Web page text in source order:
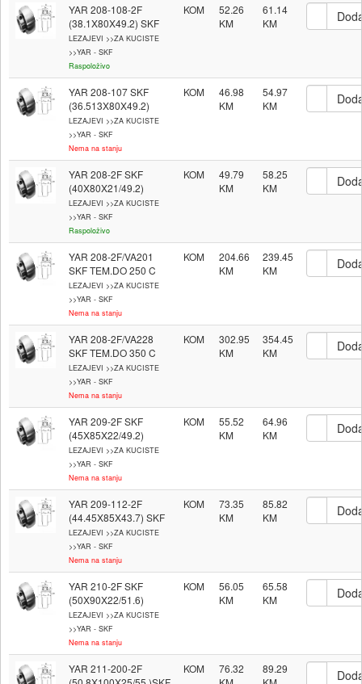
YAR 208-108-2F
(38.1X80X49.2) SKF
LEZAJEVI >>ZA KUCISTE
>>YAR - SKF
Raspoloživo
KOM 52.26 61.14
YAR 208-107 SKF
(36.513X80X49.2)
LEZAJEVI >>ZA KUCISTE
>>YAR - SKF
Nema na stanju
KOM 46.98 54.97
YAR 208-2F SKF
(40X80X21/49.2)
LEZAJEVI >>ZA KUCISTE
>>YAR - SKF
Raspoloživo
KOM 49.79 58.25
YAR 208-2F/VA201
SKF TEM.DO 250 C
LEZAJEVI >>ZA KUCISTE
>>YAR - SKF
Nema na stanju
KOM 204.66 239.45
YAR 208-2F/VA228
SKF TEM.DO 350 C
LEZAJEVI >>ZA KUCISTE
>>YAR - SKF
Nema na stanju
KOM 302.95 354.45
YAR 209-2F SKF
(45X85X22/49.2)
LEZAJEVI >>ZA KUCISTE
>>YAR - SKF
Nema na stanju
KOM 55.52 64.96
YAR 209-112-2F
(44.45X85X43.7) SKF
LEZAJEVI >>ZA KUCISTE
>>YAR - SKF
Nema na stanju
KOM 73.35 85.82
YAR 210-2F SKF
(50X90X22/51.6)
LEZAJEVI >>ZA KUCISTE
>>YAR - SKF
Nema na stanju
KOM 56.05 65.58
YAR 211-200-2F
KOM 76.32 89.29